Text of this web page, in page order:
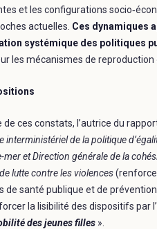
et les configurations
actuelles. Ces dynamiques
systémique des politiques
les mécanismes de
de ces constats, l’autrice du
interministériel de la politique
mer et Direction générale de la
lutte contre les violences
de santé publique et de
la lisibilité des dispositifs par
des jeunes filles ».